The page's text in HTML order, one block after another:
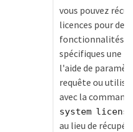
vous pouvez
licences pour des
fonctionnalités
spécifiques une
l'aide de
requête ou
avec la
system
au lieu de